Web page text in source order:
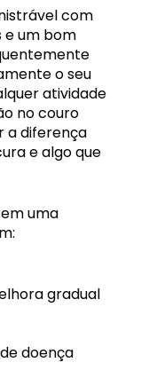
com
e um bom
o seu
atividade
no couro
a diferença
e algo que
uma
gradual
doença